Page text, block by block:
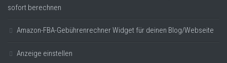
sofort berechnen
Amazon-FBA-Gebührenrechner Widget für deinen Blog/Webseite
Anzeige einstellen